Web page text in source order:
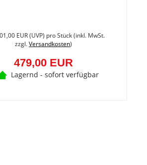
EUR(UVP) pro Stück (inkl. MwSt.
zzgl.Versandkosten)
479,00 EUR
Lagernd - sofort verfügbar